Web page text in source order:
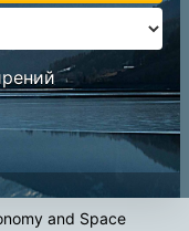
and Space